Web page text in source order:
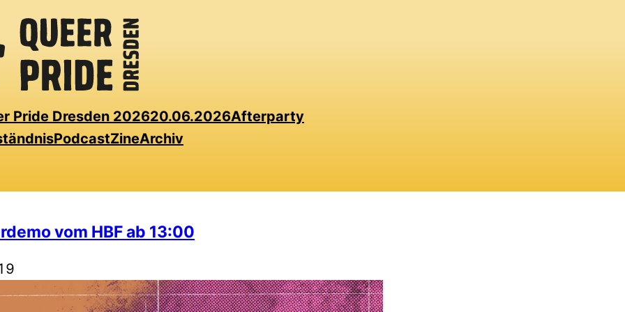
Pride Dresden 202620.06.2026Afterparty
PodcastZineArchiv
vom HBF ab 13:00